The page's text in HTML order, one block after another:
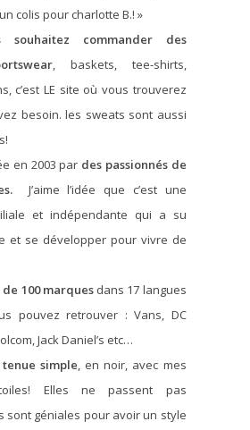
colis pour charlotte B.! »
souhaitez commander des
, baskets, tee-shirts,
c’est LE site où vous trouverez
besoin. les sweats sont aussi
en 2003 par des passionnés de
J’aime l’idée que c’est une
et indépendante qui a su
et se développer pour vivre de
de 100 marquesdans 17 langues
pouvez retrouver : Vans, DC
Jack Daniel’s etc…
tenue simple, en noir, avec mes
Elles ne passent pas
sont géniales pour avoir un style